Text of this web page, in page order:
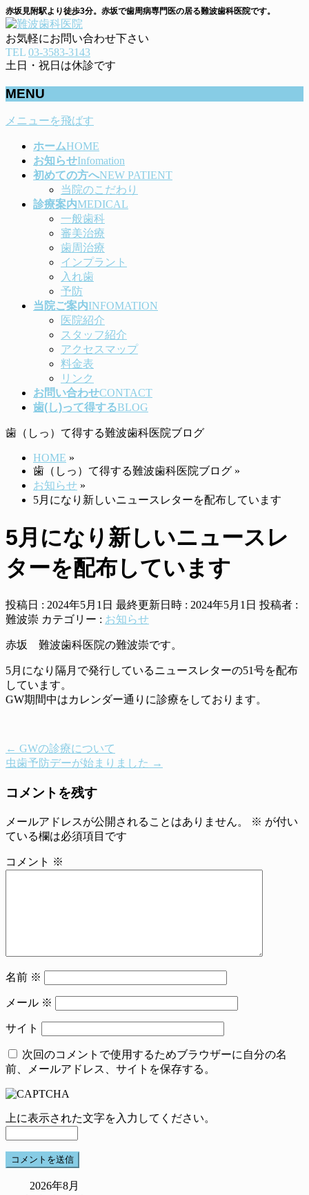
赤坂見附駅より徒歩3分。赤坂で歯周病専門医の居る難波歯科医院です。
お気軽にお問い合わせ下さい
TEL 03-3583-3143
土日・祝日は休診です
MENU
メニューを飛ばす
ホームHOME
お知らせInfomation
初めての方へNEW PATIENT
当院のこだわり
診療案内MEDICAL
一般歯科
審美治療
歯周治療
インプラント
入れ歯
予防
当院ご案内INFOMATION
医院紹介
スタッフ紹介
アクセスマップ
料金表
リンク
お問い合わせCONTACT
歯(し)って得するBLOG
歯（しっ）て得する難波歯科医院ブログ
HOME »
歯（しっ）て得する難波歯科医院ブログ »
お知らせ »
5月になり新しいニュースレターを配布しています
5月になり新しいニュースレ
ターを配布しています
投稿日 : 2024年5月1日 最終更新日時 : 2024年5月1日 投稿者 :
難波崇 カテゴリー : お知らせ
赤坂 難波歯科医院の難波崇です。
5月になり隔月で発行しているニュースレターの51号を配布
しています。
GW期間中はカレンダー通りに診療をしております。
← GWの診療について
虫歯予防デーが始まりました →
コメントを残す
メールアドレスが公開されることはありません。 ※ が付い
ている欄は必須項目です
コメント ※
名前 ※
メール ※
サイト
次回のコメントで使用するためブラウザーに自分の名
前、メールアドレス、サイトを保存する。
上に表示された文字を入力してください。
2026年8月